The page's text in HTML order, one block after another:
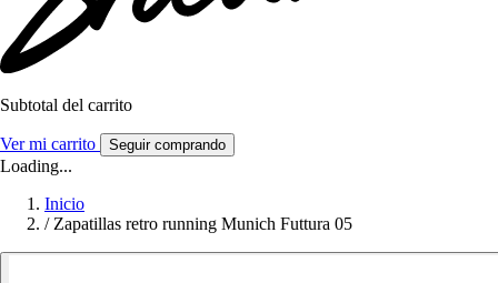
Subtotal del carrito
Ver mi carrito Seguir comprando
Loading...
Inicio
/ Zapatillas retro running Munich Futtura 05